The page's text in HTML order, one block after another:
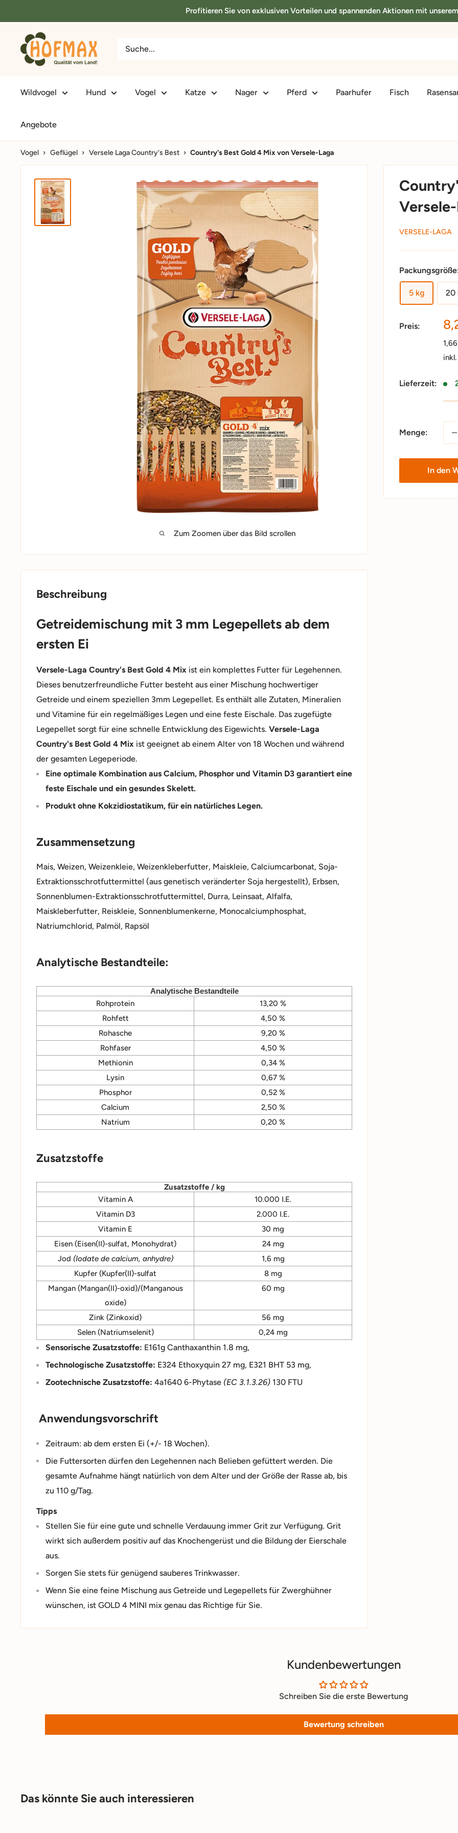
zum
Profitieren Sie von exklusiven Vorteilen und spannenden Aktionen mit
hofmax.de
Wildvogel Hund Vogel Katze Nager Pferd Paarhufer Fisch
Angebote
Vogel › Geflügel › Versele Laga Country's Best › Country's Best Gold 4 Mix von Versele-Laga
Zum Zoomen über das Bild scrollen
VERSELE-LAGA
5 kg 20
Preis:
Lieferzeit:
Menge:
In den
Beschreibung
Getreidemischung mit 3 mm Legepellets ab dem
ersten Ei
Versele-Laga Country's Best Gold 4 Mix ist ein komplettes Futter für Legehennen.
Dieses benutzerfreundliche Futter besteht aus einer Mischung hochwertiger
Getreide und einem speziellen 3mm Legepellet. Es enthält alle Zutaten, Mineralien
und Vitamine für ein regelmäßiges Legen und eine feste Eischale. Das zugefügte
Legepellet sorgt für eine schnelle Entwicklung des Eigewichts. Versele-Laga
Country's Best Gold 4 Mix ist geeignet ab einem Alter von 18 Wochen und während
der gesamten Legeperiode.
Eine optimale Kombination aus Calcium, Phosphor und Vitamin D3 garantiert eine
feste Eischale und ein gesundes Skelett.
Produkt ohne Kokzidiostatikum, für ein natürliches Legen.
Zusammensetzung
Mais, Weizen, Weizenkleie, Weizenkleberfutter, Maiskleie, Calciumcarbonat, Soja-
Extraktionsschrotfuttermittel (aus genetisch veränderter Soja hergestellt), Erbsen,
Sonnenblumen-Extraktionsschrotfuttermittel, Durra, Leinsaat, Alfalfa,
Maiskleberfutter, Reiskleie, Sonnenblumenkerne, Monocalciumphosphat,
Natriumchlorid, Palmöl, Rapsöl
Analytische Bestandteile:
Analytische Bestandteile
Rohprotein
13,20 %
Rohfett
4,50 %
Rohasche
9,20 %
Rohfaser
4,50 %
Methionin
0,34 %
Lysin
0,67 %
Phosphor
0,52 %
Calcium
2,50 %
Natrium
0,20 %
Zusatzstoffe
Zusatzstoffe / kg
Vitamin A
10.000 I.E.
Vitamin D3
2.000 I.E.
Vitamin E
30 mg
Eisen (Eisen(II)-sulfat, Monohydrat)
24 mg
Jod (Iodate de calcium, anhydre)
1,6 mg
Kupfer (Kupfer(II)-sulfat
8 mg
Mangan (Mangan(II)-oxid)/(Manganous
oxide)
60 mg
Zink (Zinkoxid)
56 mg
Selen (Natriumselenit)
0,24 mg
Sensorische Zusatzstoffe: E161g Canthaxanthin 1.8 mg,
Technologische Zusatzstoffe: E324 Ethoxyquin 27 mg, E321 BHT 53 mg,
Zootechnische Zusatzstoffe: 4a1640 6-Phytase (EC 3.1.3.26) 130 FTU
Anwendungsvorschrift
Zeitraum: ab dem ersten Ei (+/- 18 Wochen).
Die Futtersorten dürfen den Legehennen nach Belieben gefüttert werden. Die
gesamte Aufnahme hängt natürlich von dem Alter und der Größe der Rasse ab, bis
zu 110 g/Tag.
Tipps
Stellen Sie für eine gute und schnelle Verdauung immer Grit zur Verfügung. Grit
wirkt sich außerdem positiv auf das Knochengerüst und die Bildung der Eierschale
aus.
Sorgen Sie stets für genügend sauberes Trinkwasser.
Wenn Sie eine feine Mischung aus Getreide und Legepellets für Zwerghühner
wünschen, ist GOLD 4 MINI mix genau das Richtige für Sie.
Kundenbewertungen
Schreiben Sie die erste Bewertung
Bewertung schreiben
Das könnte Sie auch interessieren